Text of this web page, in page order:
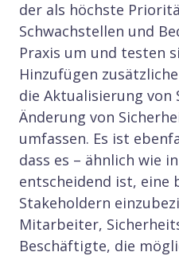
der als höchste
Schwachstellen und
Praxis um und testen
Hinzufügen
die Aktualisierung von
Änderung von
umfassen. Es ist
dass es – ähnlich wie
entscheidend ist, eine
Stakeholdern
Mitarbeiter,
Beschäftigte, die